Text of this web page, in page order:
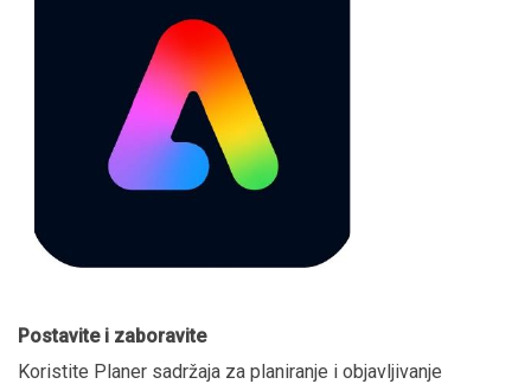
Postavite i zaboravite
Koristite Planer sadržaja za planiranje i objavljivanje